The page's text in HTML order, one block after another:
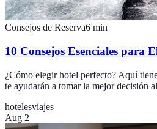
Consejos de Reserva6 min
10 Consejos Esenciales para
¿Cómo elegir hotel perfecto? Aquí
te ayudarán a tomar la mejor decisión
hotelesviajes
Aug 2